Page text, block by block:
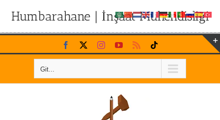
Humbarahane | İnşaat Mühendisliği
Skip
to
Facebook InstagramYouTubeRss
Git...